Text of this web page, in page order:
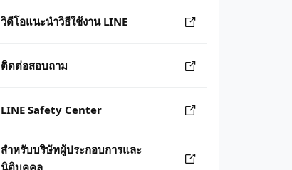
วิดีโอแนะนำวิธีใช้งาน LINE
ติดต่อสอบถาม
LINE Safety Center
สำหรับบริษัทผู้ประกอบการและ
นิติบุคคล